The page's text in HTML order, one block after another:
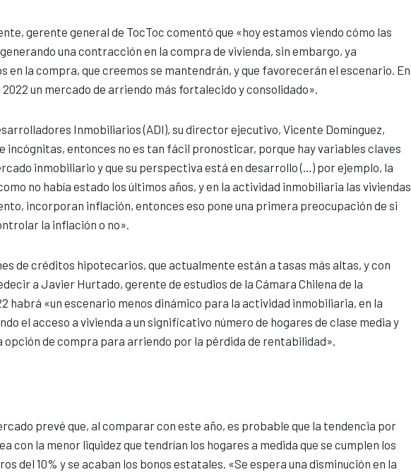
gerente general de TocToc comentó que «hoy estamos viendo cómo las
una contracción en la compra de vivienda, sin embargo, ya
en la compra, que creemos se mantendrán, y que favorecerán el escenario. En
un mercado de arriendo más fortalecido y consolidado».
Inmobiliarios (ADI), su director ejecutivo, Vicente Domínguez,
incógnitas, entonces no es tan fácil pronosticar, porque hay variables claves
inmobiliario y que su perspectiva está en desarrollo (…) por ejemplo, la
no había estado los últimos años, y en la actividad inmobiliaria las viviendas
incorporan inflación, entonces eso pone una primera preocupación de si
la inflación o no».
de créditos hipotecarios, que actualmente están a tasas más altas, y con
a Javier Hurtado, gerente de estudios de la Cámara Chilena de la
habrá «un escenario menos dinámico para la actividad inmobiliaria, en la
el acceso a vivienda a un significativo número de hogares de clase media y
de compra para arriendo por la pérdida de rentabilidad».
prevé que, al comparar con este año, es probable que la tendencia por
con la menor liquidez que tendrían los hogares a medida que se cumplen los
del 10% y se acaban los bonos estatales. «Se espera una disminución en la